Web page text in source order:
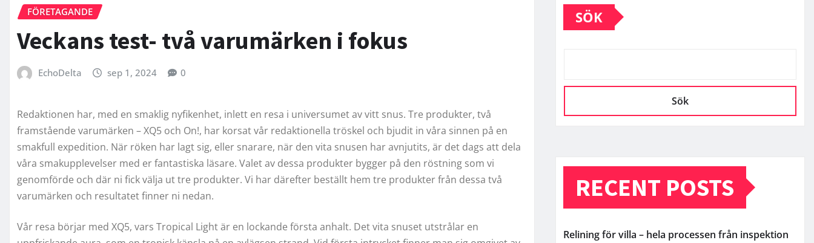
FÖRETAGANDE
Veckans test- två varumärken i fokus
EchoDelta sep 1, 2024 0
Redaktionen har, med en smaklig nyfikenhet, inlett en resa i universumet av vitt snus. Tre produkter, två
framstående varumärken – XQ5 och On!, har korsat vår redaktionella tröskel och bjudit in våra sinnen på en
smakfull expedition. När röken har lagt sig, eller snarare, när den vita snusen har avnjutits, är det dags att dela
våra smakupplevelser med er fantastiska läsare. Valet av dessa produkter bygger på den röstning som vi
genomförde och där ni fick välja ut tre produkter. Vi har därefter beställt hem tre produkter från dessa två
varumärken och resultatet finner ni nedan.
Vår resa börjar med XQ5, vars Tropical Light är en lockande första anhalt. Det vita snuset utstrålar en
SÖK
Sök
RECENT POSTS
Relining för villa – hela processen från inspektion